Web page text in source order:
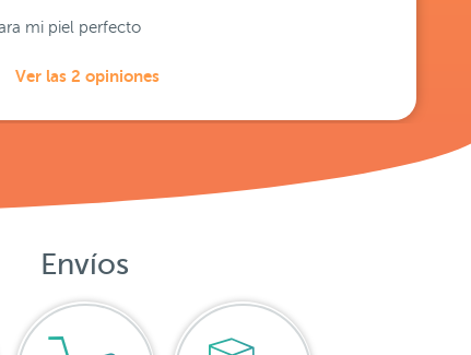
mi piel perfecto
Ver las 2 opiniones
Envíos